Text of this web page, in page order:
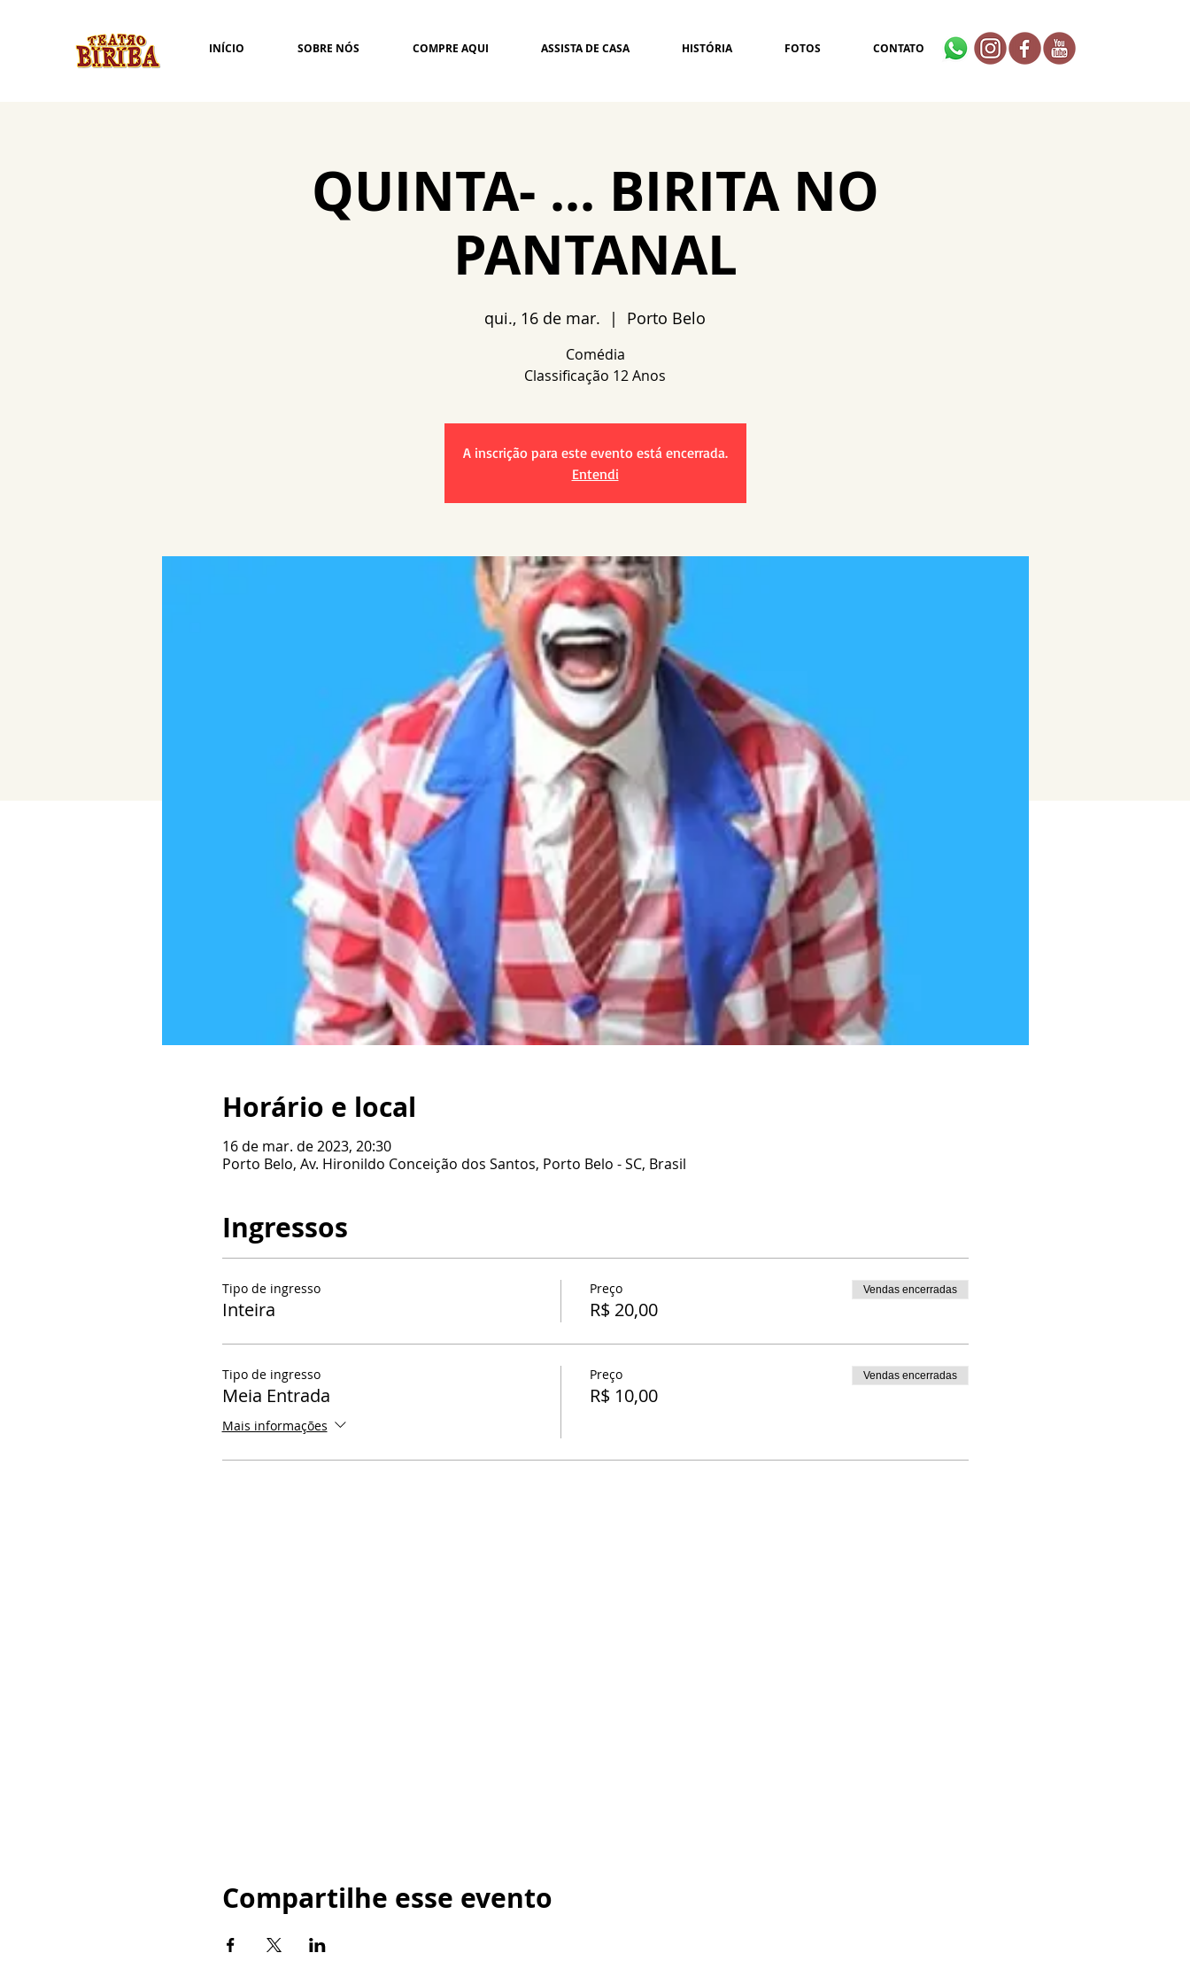
INÍCIO SOBRE NÓS COMPRE AQUI ASSISTA DE CASA HISTÓRIA FOTOS CONTATO
QUINTA- ... BIRITA NO
PANTANAL
qui., 16 de mar.
  |
Porto Belo
Comédia
A inscrição para este evento está encerrada.
Entendi
Horário e local
16 de mar. de 2023, 20:30
Porto Belo, Av. Hironildo Conceição dos Santos, Porto Belo - SC, Brasil
Ingressos
Tipo de ingresso
Inteira
Preço
R$ 20,00
Vendas encerradas
Tipo de ingresso
Meia Entrada
Mais informações
Preço
R$ 10,00
Vendas encerradas
Compartilhe esse evento